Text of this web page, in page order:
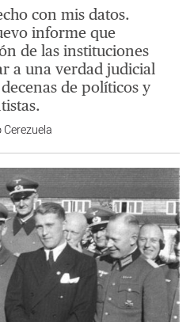
con mis datos.
informe que
de las instituciones
a una verdad judicial
de políticos y